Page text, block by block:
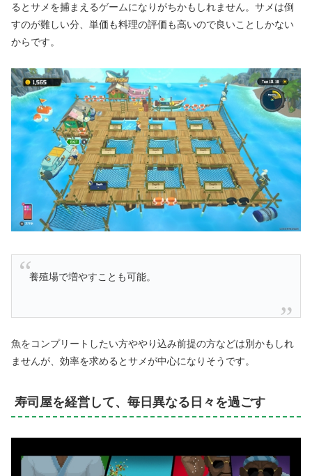
るとサメを捕まえるゲームになりがちかもしれません。サメは倒
すのが難しい分、単価も料理の評価も高いので良いことしかない
からです。
養殖場で増やすことも可能。
魚をコンプリートしたい方ややり込み前提の方などは別かもしれ
ませんが、効率を求めるとサメが中心になりそうです。
寿司屋を経営して、毎日異なる日々を過ごす